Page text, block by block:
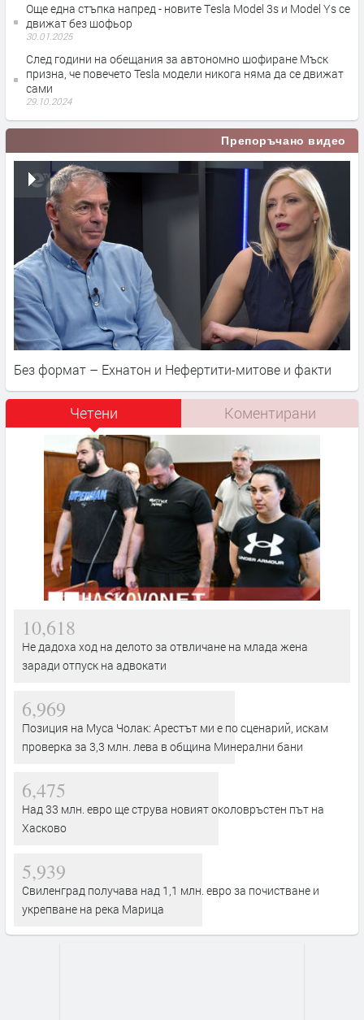
Още една стъпка напред - новите Тesla Model 3s и Model Ys се
движат без шофьор
30.01.2025
След години на обещания за автономно шофиране Мъск
призна, че повечето Tesla модели никога няма да се движат
сами
29.10.2024
Препоръчано видео
Без формат – Ехнатон и Нефертити-митове и факти
Четени Коментирани
10,618
Не дадоха ход на делото за отвличане на млада жена
заради отпуск на адвокати
6,969
Позиция на Муса Чолак: Арестът ми е по сценарий, искам
проверка за 3,3 млн. лева в община Минерални бани
6,475
Над 33 млн. евро ще струва новият околовръстен път на
Хасково
5,939
Свиленград получава над 1,1 млн. евро за почистване и
укрепване на река Марица